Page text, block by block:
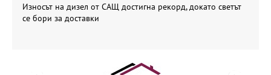
Износът на дизел от САЩ достигна рекорд, докато светът
се бори за доставки